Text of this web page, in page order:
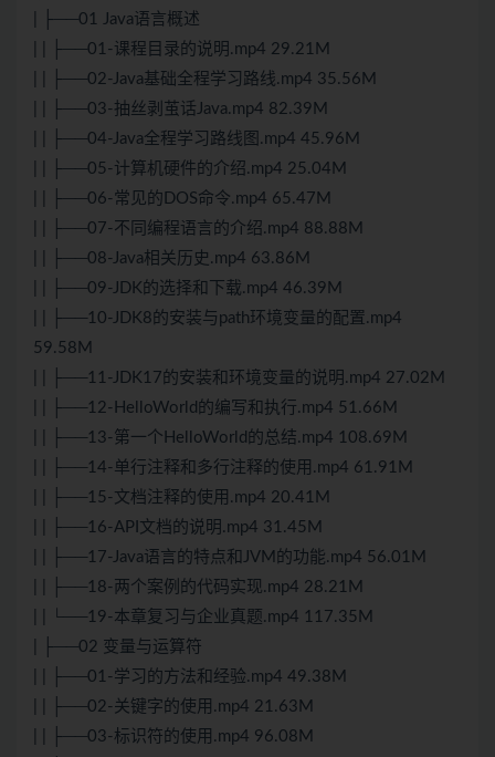
| ├──01 Java语言概述
| | ├──01-课程目录的说明.mp4 29.21M
| | ├──02-Java基础全程学习路线.mp4 35.56M
| | ├──03-抽丝剥茧话Java.mp4 82.39M
| | ├──04-Java全程学习路线图.mp4 45.96M
| | ├──05-计算机硬件的介绍.mp4 25.04M
| | ├──06-常见的DOS命令.mp4 65.47M
| | ├──07-不同编程语言的介绍.mp4 88.88M
| | ├──08-Java相关历史.mp4 63.86M
| | ├──09-JDK的选择和下载.mp4 46.39M
| | ├──10-JDK8的安装与path环境变量的配置.mp4
59.58M
| | ├──11-JDK17的安装和环境变量的说明.mp4 27.02M
| | ├──12-HelloWorld的编写和执行.mp4 51.66M
| | ├──13-第一个HelloWorld的总结.mp4 108.69M
| | ├──14-单行注释和多行注释的使用.mp4 61.91M
| | ├──15-文档注释的使用.mp4 20.41M
| | ├──16-API文档的说明.mp4 31.45M
| | ├──17-Java语言的特点和JVM的功能.mp4 56.01M
| | ├──18-两个案例的代码实现.mp4 28.21M
| | └──19-本章复习与企业真题.mp4 117.35M
| ├──02 变量与运算符
| | ├──01-学习的方法和经验.mp4 49.38M
| | ├──02-关键字的使用.mp4 21.63M
| | ├──03-标识符的使用.mp4 96.08M